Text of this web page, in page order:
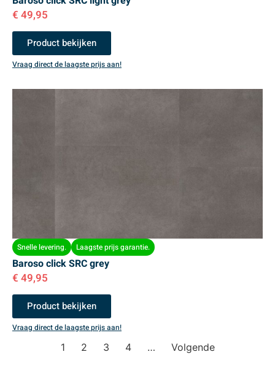
€ 49,95
Product bekijken
Vraag direct de laagste prijs aan!
Snelle levering. Laagste prijs garantie.
Baroso click SRC grey
€ 49,95
Product bekijken
Vraag direct de laagste prijs aan!
1 2 3 4 … Volgende